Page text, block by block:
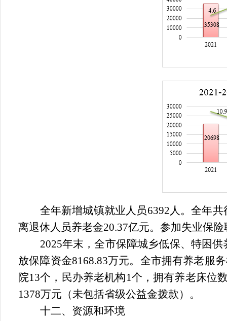
全年新增城镇就业人员6392人。全年
离退休人员养老金20.37亿元。参加失业保险
2025年末，全市保障城乡低保、特困供
放保障资金8168.83万元。全市拥有养老服
院13个，民办养老机构1个，拥有养老床位
1378万元（未包括省级公益金拨款）。
十二、资源和环境